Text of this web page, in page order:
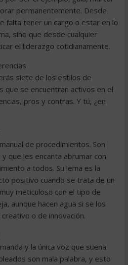
permanentemente. Desde
falta tener un cargo o estar en lo
sino que desde cualquier
el liderazgo cotidianamente.
siete de los estilos de
que se encuentran activos en el
pros y contras. Y tú, ¿en
de procedimientos. Son
que les encanta abrumar con
a todos. Su lema es la
positivo cuando se trata de un
meticuloso con el tipo de
aunque hacen agua si se los
o de innovación.
y la única voz que suena.
son mala palabra, y esto